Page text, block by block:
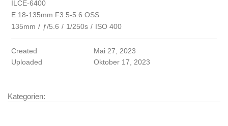
ILCE-6400
E 18-135mm F3.5-5.6 OSS
135mm / ƒ/5.6 / 1/250s / ISO 400
Created
Mai 27, 2023
Uploaded
Oktober 17, 2023
Kategorien: